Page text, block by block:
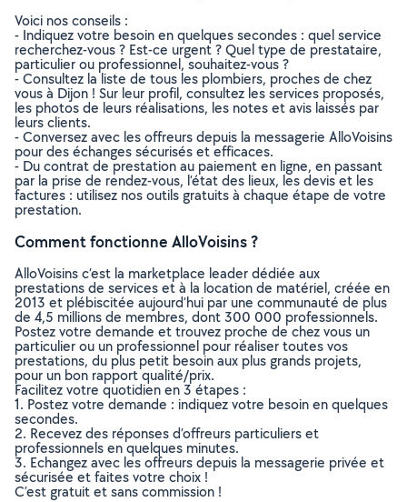
Voici nos conseils :
- Indiquez votre besoin en quelques secondes : quel service
recherchez-vous ? Est-ce urgent ? Quel type de prestataire,
particulier ou professionnel, souhaitez-vous ?
- Consultez la liste de tous les plombiers, proches de chez
vous à Dijon ! Sur leur profil, consultez les services proposés,
les photos de leurs réalisations, les notes et avis laissés par
leurs clients.
- Conversez avec les offreurs depuis la messagerie AlloVoisins
pour des échanges sécurisés et efficaces.
- Du contrat de prestation au paiement en ligne, en passant
par la prise de rendez-vous, l’état des lieux, les devis et les
factures : utilisez nos outils gratuits à chaque étape de votre
prestation.
Comment fonctionne AlloVoisins ?
AlloVoisins c’est la marketplace leader dédiée aux
prestations de services et à la location de matériel, créée en
2013 et plébiscitée aujourd’hui par une communauté de plus
de 4,5 millions de membres, dont 300 000 professionnels.
Postez votre demande et trouvez proche de chez vous un
particulier ou un professionnel pour réaliser toutes vos
prestations, du plus petit besoin aux plus grands projets,
pour un bon rapport qualité/prix.
Facilitez votre quotidien en 3 étapes :
1. Postez votre demande : indiquez votre besoin en quelques
secondes.
2. Recevez des réponses d’offreurs particuliers et
professionnels en quelques minutes.
3. Echangez avec les offreurs depuis la messagerie privée et
sécurisée et faites votre choix !
C’est gratuit et sans commission !